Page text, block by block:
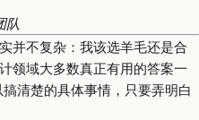
队
并不复杂：我该选羊毛还是合
领域大多数真正有用的答案一
清楚的具体事情，只要弄明白